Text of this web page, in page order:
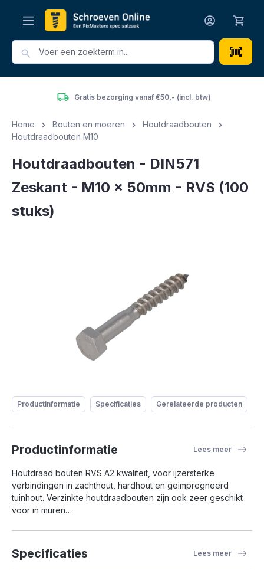
Gratis bezorging vanaf €50,- (incl. btw)
Home Bouten en moeren
Houtdraadbouten
Houtdraadbouten M10
Houtdraadbouten - DIN571
Zeskant - M10 x 50mm - RVS (100
stuks)
Productinformatie Specificaties Gerelateerde producten
Productinformatie Lees meer
Houtdraad bouten RVS A2 kwaliteit, voor ijzersterke
verbindingen in zachthout, hardhout en geimpregneerd
tuinhout. Verzinkte houtdraadbouten zijn ook zeer geschikt
voor in muren…
Specificaties Lees meer